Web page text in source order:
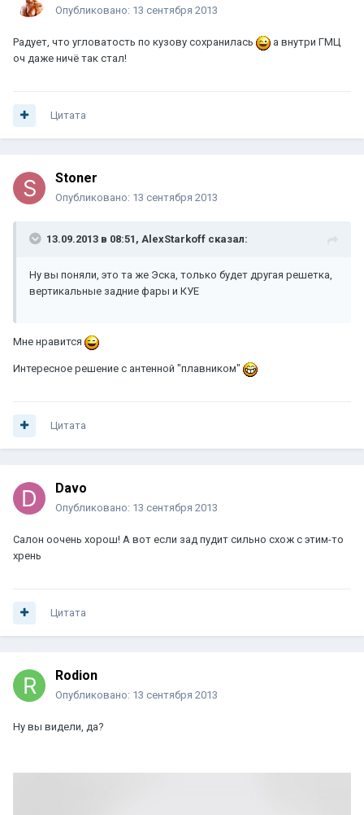
Опубликовано: 13 сентября 2013
Радует, что угловатость по кузову сохранилась
а внутри ГМЦ
оч даже ничё так стал!
Цитата
Stoner
Опубликовано: 13 сентября 2013
13.09.2013 в 08:51, AlexStarkoff сказал:
Ну вы поняли, это та же Эска, только будет другая решетка,
вертикальные задние фары и КУЕ
Мне нравится
Интересное решение с антенной "плавником"
Цитата
Davo
Опубликовано: 13 сентября 2013
Салон оочень хорош! А вот если зад пудит сильно схож с этим-то
хрень
Цитата
Rodion
Опубликовано: 13 сентября 2013
Ну вы видели, да?